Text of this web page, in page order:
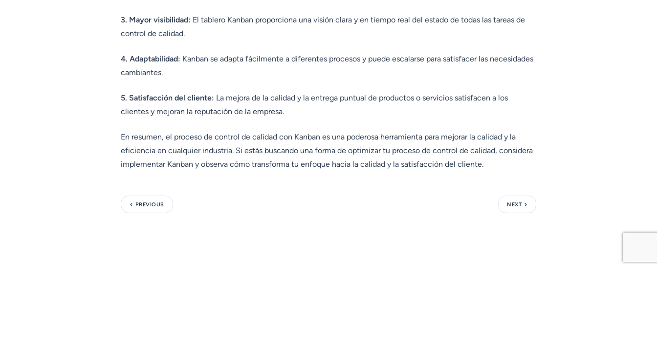
3. Mayor visibilidad: El tablero Kanban proporciona una visión clara y en tiempo real del estado de todas las tareas de
control de calidad.
4. Adaptabilidad: Kanban se adapta fácilmente a diferentes procesos y puede escalarse para satisfacer las necesidades
cambiantes.
5. Satisfacción del cliente: La mejora de la calidad y la entrega puntual de productos o servicios satisfacen a los
clientes y mejoran la reputación de la empresa.
En resumen, el proceso de control de calidad con Kanban es una poderosa herramienta para mejorar la calidad y la
eficiencia en cualquier industria. Si estás buscando una forma de optimizar tu proceso de control de calidad, considera
implementar Kanban y observa cómo transforma tu enfoque hacia la calidad y la satisfacción del cliente.
PREVIOUS NEXT